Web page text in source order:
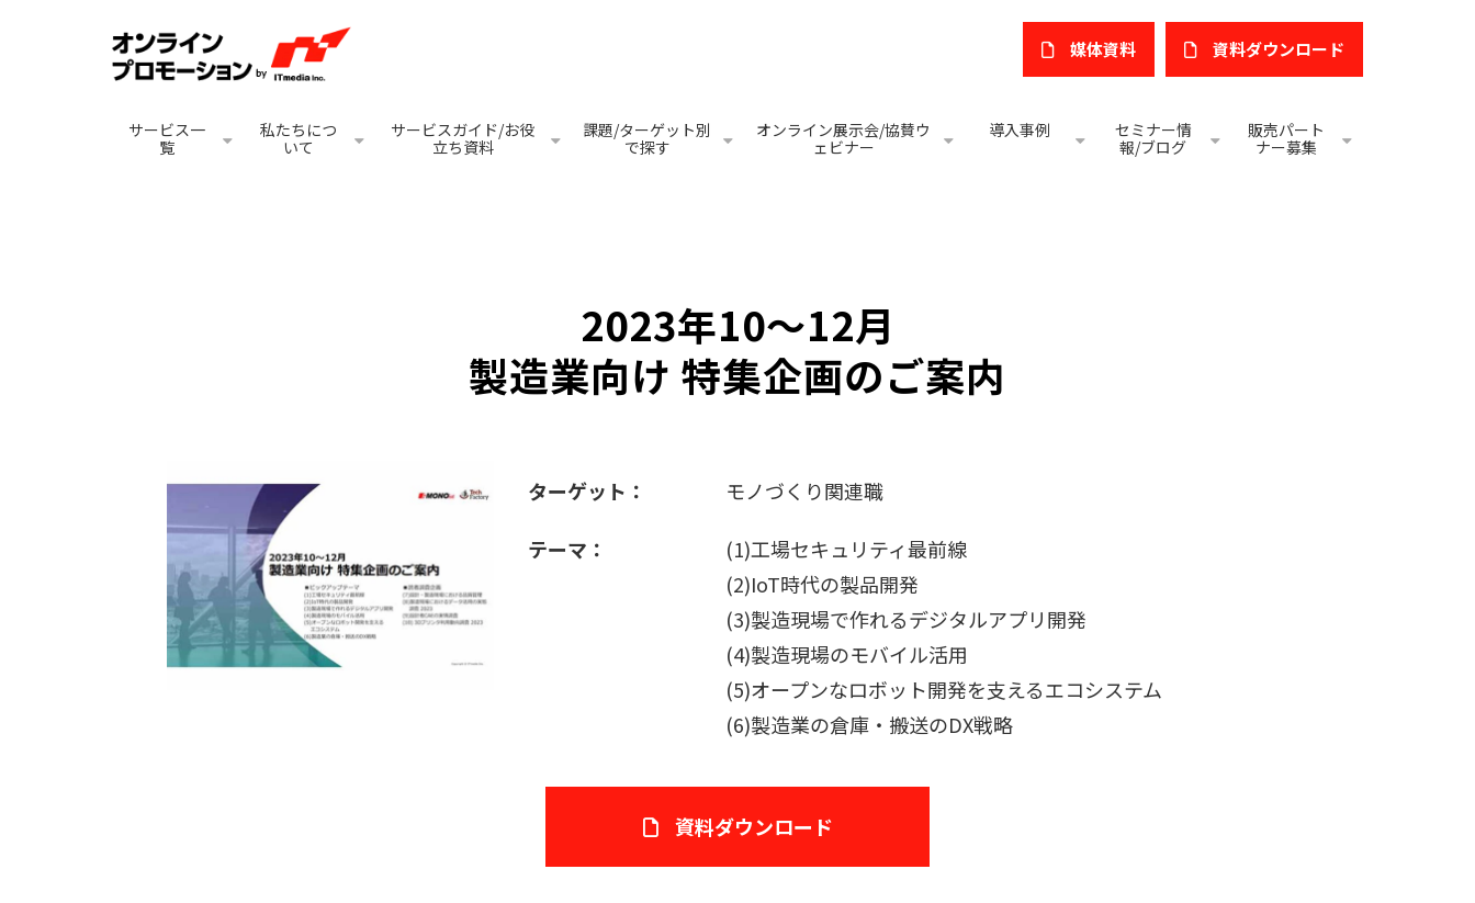
媒体資料 ​資料ダウンロード
サービス一
覧
私たちにつ
いて
サービスガイド/お役
立ち資料
課題/ターゲット別
で探す
オンライン展示会/協賛ウ
ェビナー
導入事例
セミナー情
報/ブログ
販売パート
ナー募集
2023年10～12月
製造業向け 特集企画のご案内
ターゲット： モノづくり関連職
テーマ：
(1)工場セキュリティ最前線
(2)IoT時代の製品開発
(3)製造現場で作れるデジタルアプリ開発
(4)製造現場のモバイル活用
(5)オープンなロボット開発を支えるエコシステム
(6)製造業の倉庫・搬送のDX戦略
資料ダウンロード